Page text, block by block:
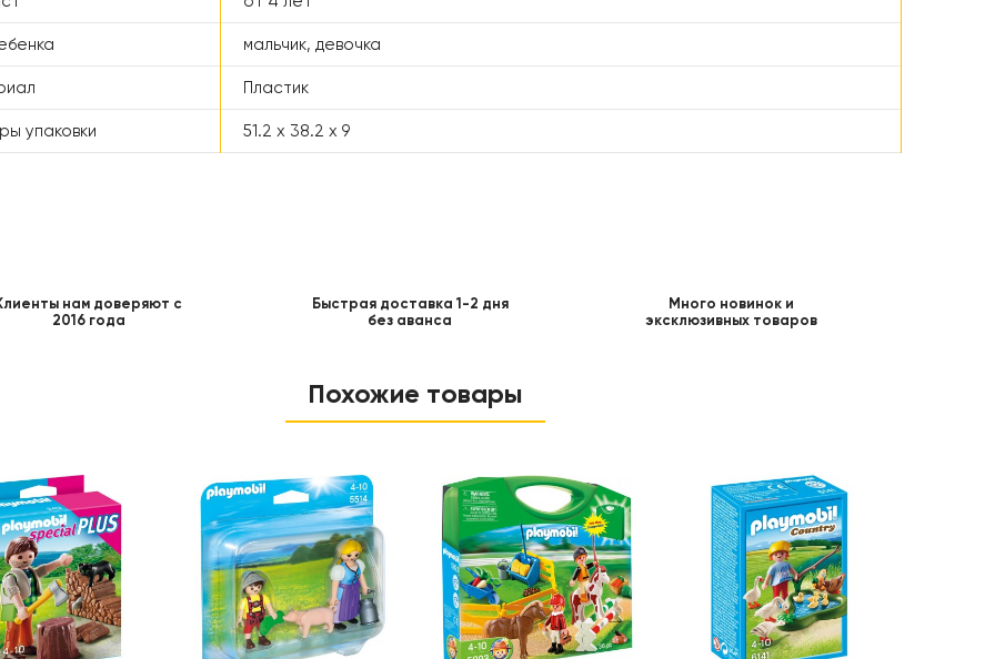
мальчик, девочка
Пластик
упаковки 51.2 x 38.2 x 9
нам доверяют с
2016 года
Быстрая доставка 1-2 дня
без аванса
Много новинок и
эксклюзивных товаров
Похожие товары